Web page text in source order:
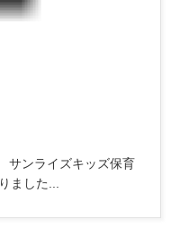
サンライズキッズ保育
した...